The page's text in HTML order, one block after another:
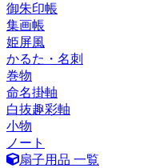
御朱印帳
集画帳
姫屏風
かるた・名刺
巻物
命名掛軸
白抜趣彩軸
小物
ノート
扇子用品 一覧